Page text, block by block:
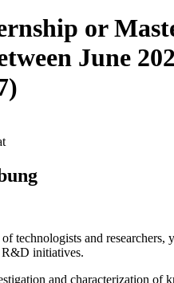
or
June
technologists and researchers,
initiatives.
and characterization of